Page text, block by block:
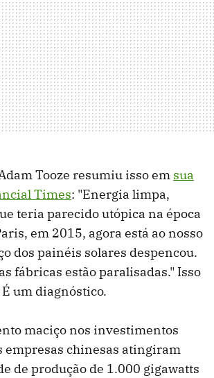
Tooze resumiu isso em sua
Times: "Energia limpa,
teria parecido utópica na época
em 2015, agora está ao nosso
dos painéis solares despencou.
fábricas estão paralisadas." Isso
um diagnóstico.
maciço nos investimentos
empresas chinesas atingiram
de produção de 1.000 gigawatts